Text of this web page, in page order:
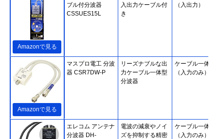
Amazonで見る
ブル付分波器
CSSUES15L
入出力ケーブル付
き
（入出力）
Amazonで見る
マスプロ電工 分波
器 CSR7DW-P
リーズナブルな出
力ケーブル一体型
分波器
ケーブル一体型
（入力のみ）
エレコム アンテナ
分波器 DH-
電波の減衰やノイ
ズを抑制する精密
ケーブル一体型
（入力のみ）